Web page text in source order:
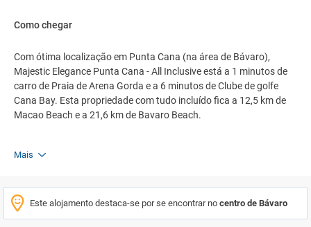
Como chegar
Com ótima localização em Punta Cana (na área de Bávaro),
Majestic Elegance Punta Cana - All Inclusive está a 1 minutos de
carro de Praia de Arena Gorda e a 6 minutos de Clube de golfe
Cana Bay. Esta propriedade com tudo incluído fica a 12,5 km de
Macao Beach e a 21,6 km de Bavaro Beach.
Mais
Este alojamento destaca-se por se encontrar no centro de Bávaro